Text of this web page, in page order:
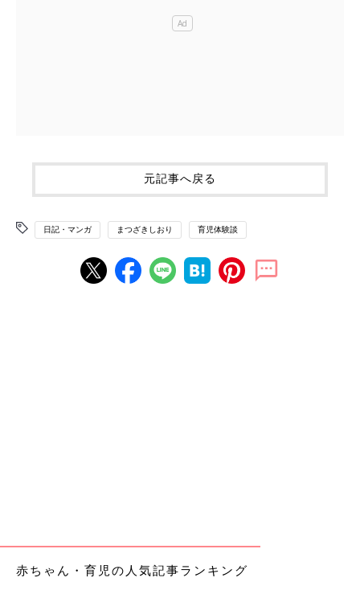
元記事へ戻る
日記・マンガ まつざきしおり 育児体験談
赤ちゃん・育児の人気記事ランキング